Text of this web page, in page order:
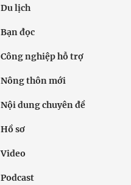
Du lịch
Bạn đọc
Công nghiệp hỗ trợ
Nông thôn mới
Nội dung chuyên đề
Hồ sơ
Video
Podcast